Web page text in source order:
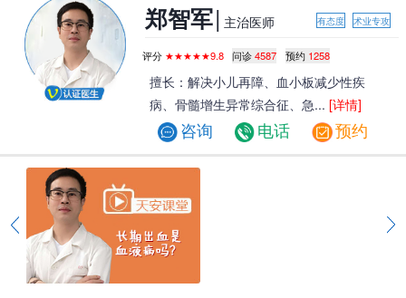
郑智军| 主治医师 术业专攻
有态度
评分 ★★★★★9.8 问诊 4587 预约 1258
擅长：解决小儿再障、血小板减少性疾
病、骨髓增生异常综合征、急...[详情]
咨询 电话 预约